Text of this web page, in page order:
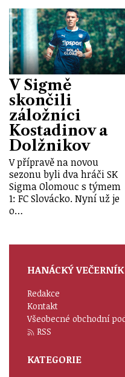
V Sigmě
skončili
záložníci
Kostadinov a
Dolžnikov
V přípravě na novou
sezonu byli dva hráči SK
Sigma Olomouc s týmem
1: FC Slovácko. Nyní už je
o…
HANÁCKÝ VEČERNÍK
Redakce
Kontakt
Všeobecné obchodní
RSS
KATEGORIE